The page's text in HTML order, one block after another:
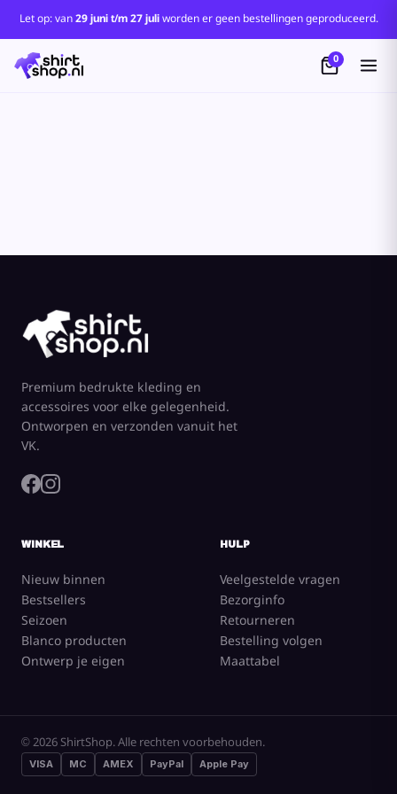
Let op: van29 juni t/m 27 juliworden er geen bestellingen geproduceerd.
0
Premium bedrukte kleding en
accessoires voor elke gelegenheid.
Ontworpen en verzonden vanuit het
VK.
WINKEL
Nieuw binnen
Bestsellers
Seizoen
Blanco producten
Ontwerp je eigen
HULP
Veelgestelde vragen
Bezorginfo
Retourneren
Bestelling volgen
Maattabel
© 2026 ShirtShop. Alle rechten voorbehouden.
VISA MC AMEX PayPal Apple Pay
Standaard
Price: Lowest First
Price: Highest First